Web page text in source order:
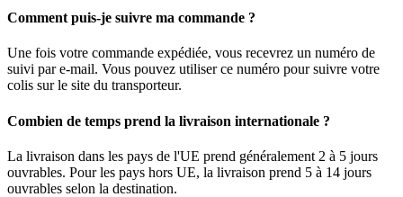
Comment puis-je suivre ma commande ?
Une fois votre commande expédiée, vous recevrez un numéro de
suivi par e-mail. Vous pouvez utiliser ce numéro pour suivre votre
colis sur le site du transporteur.
Combien de temps prend la livraison internationale ?
La livraison dans les pays de l'UE prend généralement 2 à 5 jours
ouvrables. Pour les pays hors UE, la livraison prend 5 à 14 jours
ouvrables selon la destination.